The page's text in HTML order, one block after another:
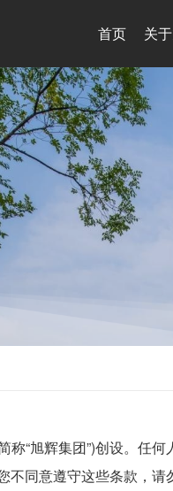
首页 关
“旭辉集团”)创设。任
同意遵守这些条款，